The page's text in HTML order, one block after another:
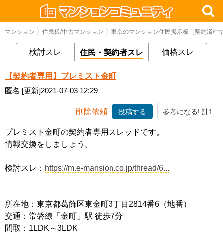
マンション 住民板/中古マンション 東京のマンション住民掲示板（契約済/中
検討スレ 住民・契約者スレ 価格スレ
【契約者専用】プレミスト金町
匿名 [更新]2021-07-03 12:29
削除依頼 投稿する 参考になる! 計1
プレミスト金町の契約者専用スレッドです。
情報交換をしましょう。
検討スレ： https://m.e-mansion.co.jp/thread/6...
所在地：東京都葛飾区東金町3丁目2814番6（地番）
交通：常磐線「金町」駅 徒歩7分
間取：1LDK～3LDK